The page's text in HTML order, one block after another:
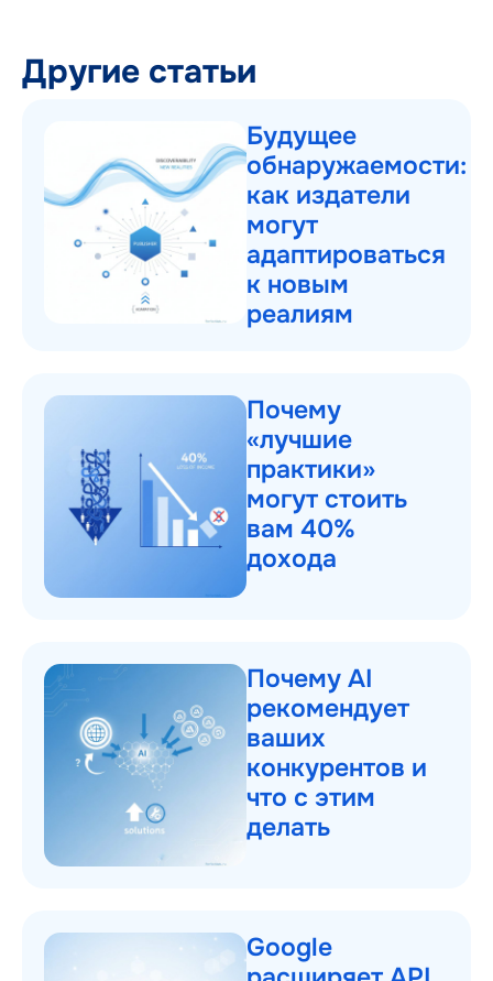
Другие статьи
Будущее
обнаружаемости:
как издатели
могут
адаптироваться
к новым
реалиям
Почему
«лучшие
практики»
могут стоить
вам 40%
дохода
Почему AI
рекомендует
ваших
конкурентов и
что с этим
делать
Google